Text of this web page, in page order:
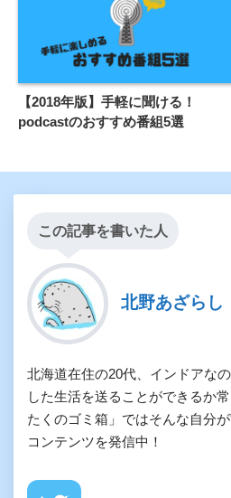
【2018年版】手軽に聞ける！
podcastのおすすめ番組5選
この記事を書いた人
北野あざらし
北海道在住の20代、インドアな
した生活を送ることができるか
たくのゴミ箱」ではそんな自分
コンテンツを発信中！